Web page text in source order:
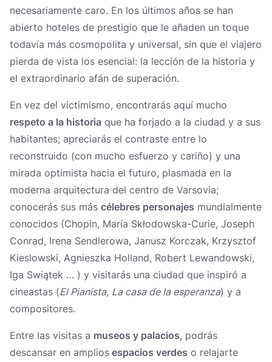
necesariamente caro. En los últimos años se han
abierto hoteles de prestigio que le añaden un toque
todavía más cosmopolita y universal, sin que el viajero
pierda de vista los esencial: la lección de la historia y
el extraordinario afán de superación.
En vez del victimismo, encontrarás aquí mucho
respeto a la historia que ha forjado a la ciudad y a sus
habitantes; apreciarás el contraste entre lo
reconstruido (con mucho esfuerzo y cariño) y una
mirada optimista hacia el futuro, plasmada en la
moderna arquitectura del centro de Varsovia;
conocerás sus más célebres personajes mundialmente
conocidos (Chopin, María Skłodowska-Curie, Joseph
Conrad, Irena Sendlerowa, Janusz Korczak, Krzysztof
Kieslowski, Agnieszka Holland, Robert Lewandowski,
Iga Swiątek … ) y visitarás una ciudad que inspiró a
cineastas (El Pianista, La casa de la esperanza) y a
compositores.
Entre las visitas a museos y palacios, podrás
descansar en amplios espacios verdes o relajarte